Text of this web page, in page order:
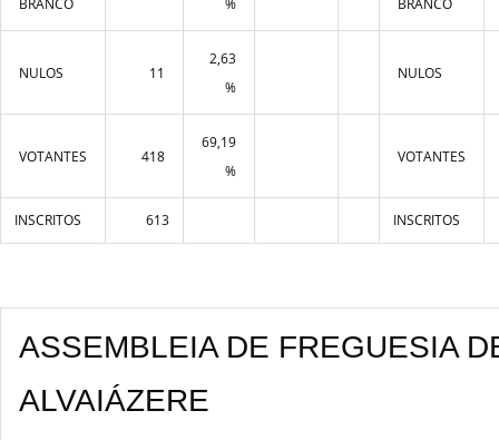
NULOS 11
2,63
%
NULOS
VOTANTES 418
69,19
%
VOTANTES
INSCRITOS 613 INSCRITOS
ASSEMBLEIA DE FREGUESIA
ALVAIÁZERE